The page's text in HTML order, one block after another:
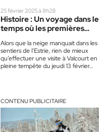
25 février 2025 à 8h28
Histoire : Un voyage dans le
temps où les premières
assemblées
Alors que la neige manquait dans les
sentiers de l’Estrie, rien de mieux
qu’effectuer une visite à Valcourt en
pleine tempête du jeudi 13 février…
CONTENU PUBLICITAIRE